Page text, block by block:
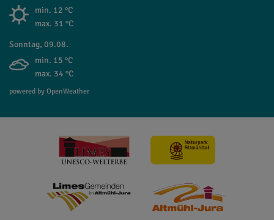
min. 12 °C
max. 31 °C
Sonntag, 09.08.
min. 15 °C
max. 34 °C
powered by OpenWeather